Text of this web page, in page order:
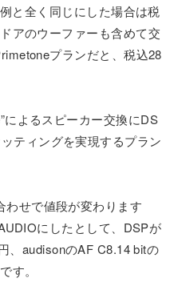
と全く同じにした場合は税
アのウーファーも含めて交
プランだと、税込28
によるスピーカー交換にDS
ティングを実現するプラン
せで値段が変わります
にしたとして、DSPが
、audisonのAF C8.14 bitの
す。